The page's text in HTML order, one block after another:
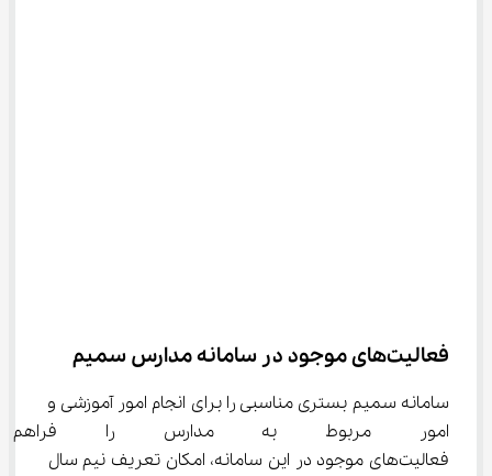
فعالیت‌های موجود در سامانه مدارس سمیم
سامانه سمیم بستری مناسبی را برای انجام امور آموزشی و
امور مربوط به مدارس را
فعالیت‌های موجود در این سامانه، امکان تعریف نیم سال